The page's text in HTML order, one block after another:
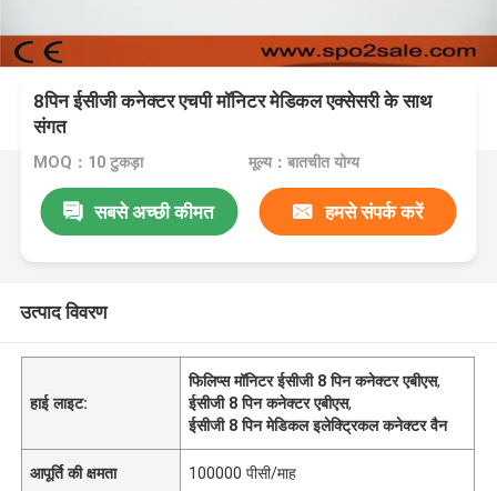
8पिन ईसीजी कनेक्टर एचपी मॉनिटर मेडिकल एक्सेसरी के साथ
संगत
MOQ：10 टुकड़ा मूल्य：बातचीत योग्य
सबसे अच्छी कीमत हमसे संपर्क करें
उत्पाद विवरण
हाई लाइट:
फिलिप्स मॉनिटर ईसीजी 8 पिन कनेक्टर एबीएस,
ईसीजी 8 पिन कनेक्टर एबीएस,
ईसीजी 8 पिन मेडिकल इलेक्ट्रिकल कनेक्टर वैन
आपूर्ति की क्षमता 100000 पीसी/माह